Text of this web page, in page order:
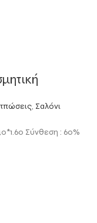
, Σαλόνι
Σύνθεση : 60%